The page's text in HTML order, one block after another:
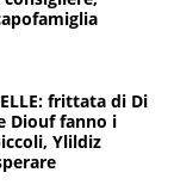
frittata di Di
Diouf fanno i
Ylildiz